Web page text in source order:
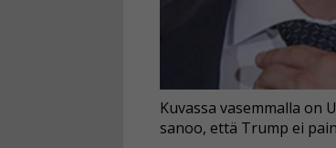
Kuvassa vasemmalla on
sanoo, että Trump ei